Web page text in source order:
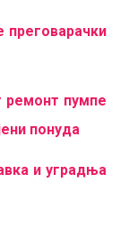
преговарачки
ремонт пумпе
понуда
и уградња